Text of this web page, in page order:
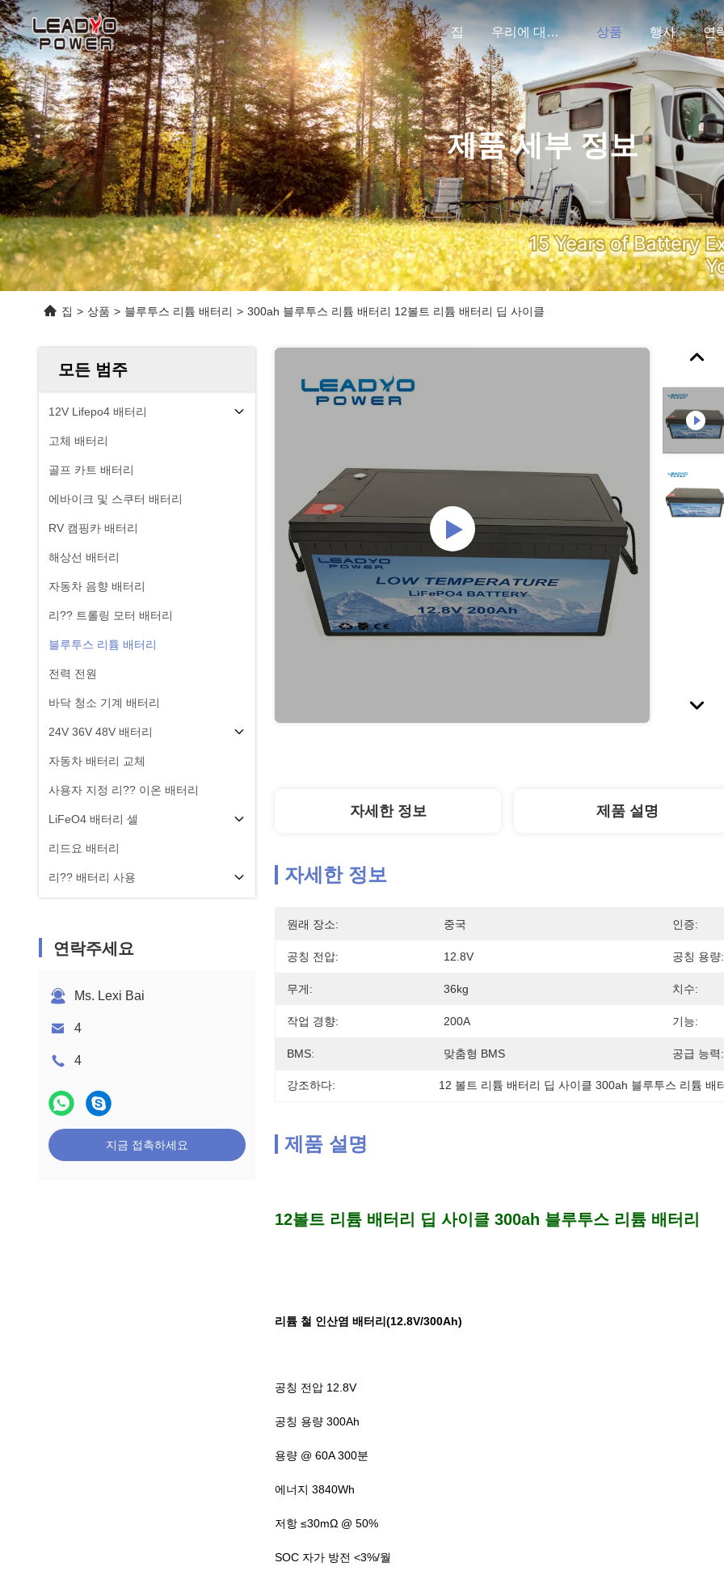
집 우리에 대하여 상품 행사 연
제품 세부 정보
집 > 상품 > 블루투스 리튬 배터리 > 300ah 블루투스 리튬 배터리 12볼트 리튬 배터리 딥 사이클
모든 범주
12V Lifepo4 배터리
고체 배터리
골프 카트 배터리
에바이크 및 스쿠터 배터리
RV 캠핑카 배터리
해상선 배터리
자동차 음향 배터리
리?? 트롤링 모터 배터리
블루투스 리튬 배터리
전력 전원
바닥 청소 기계 배터리
24V 36V 48V 배터리
자동차 배터리 교체
사용자 지정 리?? 이온 배터리
LiFeO4 배터리 셀
리드요 배터리
리?? 배터리 사용
연락주세요
Ms. Lexi Bai
4
4
지금 접촉하세요
자세한 정보 제품 설명
자세한 정보
원래 장소: 중국 인증:
공칭 전압: 12.8V 공칭 용량:
무게: 36kg 치수:
작업 경향: 200A 기능:
BMS: 맞춤형 BMS 공급 능력:
강조하다: 12 볼트 리튬 배터리 딥 사이클 300ah 블루투스 리튬 배
제품 설명
12볼트 리튬 배터리 딥 사이클 300ah 블루투스 리튬 배터리
리튬 철 인산염 배터리(12.8V/300Ah)
공칭 전압 12.8V
공칭 용량 300Ah
용량 @ 60A 300분
에너지 3840Wh
저항 ≤30mΩ @ 50%
SOC 자가 방전 <3%/월